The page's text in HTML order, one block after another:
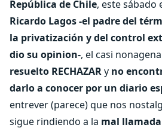
República de Chile, este sábado
Ricardo Lagos -el padre del
la privatización y del control
dio su opinion-, el casi
resuelto RECHAZARy no
darlo a conocer por un diario
entrever (parece) que nos
sigue rindiendo a la mal